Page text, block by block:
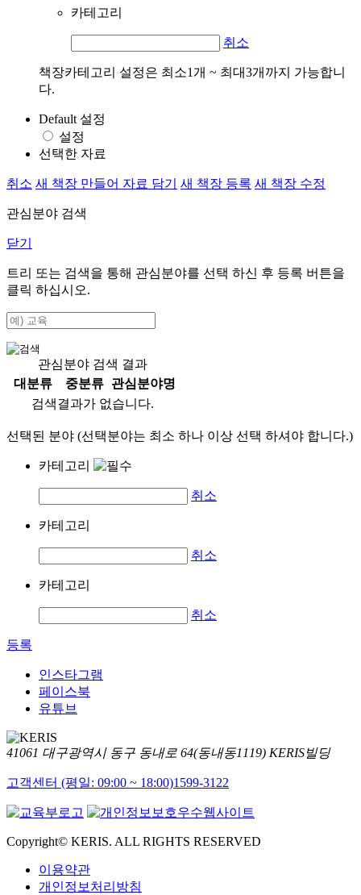
카테고리
취소
책장카테고리 설정은 최소1개 ~ 최대3개까지 가능합니
다.
Default 설정
설정
선택한 자료
취소 새 책장 만들어 자료 담기 새 책장 등록 새 책장 수정
관심분야 검색
닫기
트리 또는 검색을 통해 관심분야를 선택 하신 후 등록 버튼을
클릭 하십시오.
관심분야 검색 결과
대분류
중분류
관심분야명
검색결과가 없습니다.
선택된 분야 (선택분야는 최소 하나 이상 선택 하셔야 합니다.)
카테고리
취소
카테고리
취소
카테고리
취소
등록
인스타그램
페이스북
유튜브
41061 대구광역시 동구 동내로 64(동내동1119) KERIS빌딩
고객센터 (평일: 09:00 ~ 18:00)1599-3122
Copyright© KERIS. ALL RIGHTS RESERVED
이용약관
개인정보처리방침